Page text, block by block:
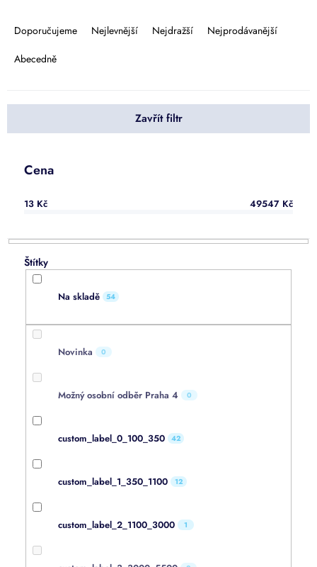
p
o
Doporučujeme Nejlevnější Nejdražší
Nejprodávanější
Abecedně
Zavřít filtr
Cena
13 Kč 49547 Kč
Na skladě 54
Novinka 0
Možný osobní odběr Praha 4 0
custom_label_0_100_350 42
custom_label_1_350_1100 12
custom_label_2_1100_3000 1